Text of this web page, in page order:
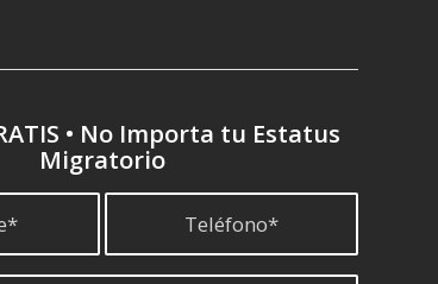
• No Importa tu Estatus
Migratorio